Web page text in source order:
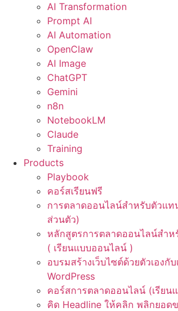
AI Transformation
Prompt AI
AI Automation
OpenClaw
AI Image
ChatGPT
Gemini
n8n
NotebookLM
Claude
Training
Products
Playbook
คอร์สเรียนฟรี
การตลาดออนไลน์สำหรับตัวแท
ส่วนตัว)
หลักสูตรการตลาดออนไลน์สำ
( เรียนแบบออนไลน์ )
อบรมสร้างเว็บไซต์ด้วยตัวเองกั
WordPress
คอร์สการตลาดออนไลน์ (เรียน
คิด Headline ให้คลิก พลิกยอด